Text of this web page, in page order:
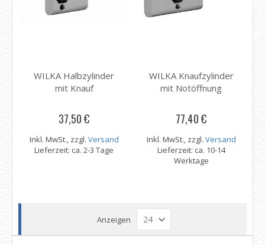
WILKA Halbzylinder
mit Knauf
37,50 €
Inkl. MwSt., zzgl. Versand
Lieferzeit: ca. 2-3 Tage
WILKA Knaufzylinder
mit Notöffnung
77,40 €
Inkl. MwSt., zzgl. Versand
Lieferzeit: ca. 10-14
Werktage
Anzeigen